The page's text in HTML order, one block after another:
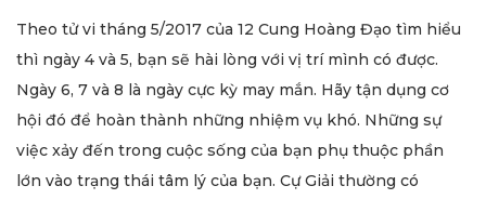
Theo tử vi tháng 5/2017 của 12 Cung Hoàng Đạo tìm hiểu
thì ngày 4 và 5, bạn sẽ hài lòng với vị trí mình có được.
Ngày 6, 7 và 8 là ngày cực kỳ may mắn. Hãy tận dụng cơ
hội đó để hoàn thành những nhiệm vụ khó. Những sự
việc xảy đến trong cuộc sống của bạn phụ thuộc phần
lớn vào trạng thái tâm lý của bạn. Cự Giải thường có